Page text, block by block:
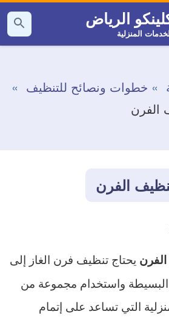
الرياض
المنزلية
بحث
عن
خطوات ونصائح للتنظيف
الفرن
الفرن
يحتاج تنظيف فرن الغاز إلى
واستخدام مجموعة من
التي تساعد على إتمام